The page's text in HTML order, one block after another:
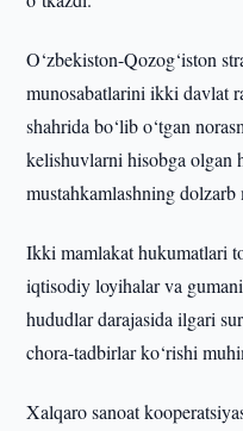
O‘zbekiston-Qozog‘iston
munosabatlarini ikki davlat
shahrida bo‘lib o‘tgan
kelishuvlarni hisobga olgan
mustahkamlashning
Ikki mamlakat hukumatlari
iqtisodiy loyihalar va
hududlar darajasida ilgari
chora-tadbirlar ko‘rishi
Xalqaro sanoat